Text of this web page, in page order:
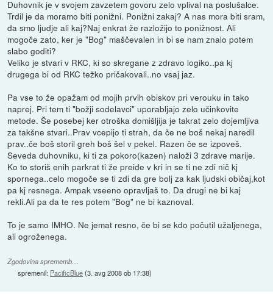
Duhovnik je v svojem zavzetem govoru zelo vplival na poslušalce.
Trdil je da moramo biti ponižni. Ponižni zakaj? A nas mora biti sram,
da smo ljudje ali kaj?Naj enkrat že razložijo to ponižnost. Ali
mogoče zato, ker je "Bog" maščevalen in bi se nam znalo potem
slabo goditi?
Veliko je stvari v RKC, ki so skregane z zdravo logiko..pa kj
drugega bi od RKC težko pričakovali..no vsaj jaz.
Pa vse to že opažam od mojih prvih obiskov pri verouku in tako
naprej. Pri tem ti "božji sodelavci" uporabljajo zelo učinkovite
metode. Še posebej ker otroška domišljija je takrat zelo dojemljiva
za takšne stvari..Prav vcepijo ti strah, da če ne boš nekaj naredil
prav..če boš storil greh boš šel v pekel. Razen če se izpoveš.
Seveda duhovniku, ki ti za pokoro(kazen) naloži 3 zdrave marije.
Ko to storiš enih parkrat ti že preide v kri in se ti ne zdi nič kj
spornega..celo mogoče se ti zdi da gre bolj za kak ljudski običaj,kot
pa kj resnega. Ampak vseeno opravljaš to. Da drugi ne bi kaj
rekli.Ali pa da te res potem "Bog" ne bi kaznoval.
To je samo IMHO. Ne jemat resno, če bi se kdo počutil užaljenega,
ali ogroženega.
Zgodovina sprememb…
spremenil: PacificBlue(3. avg 2008 ob 17:38)